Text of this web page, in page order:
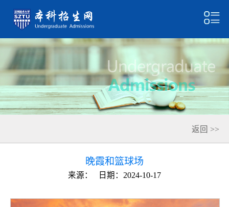
返回 >>
晚霞和篮球场
来源： 日期：2024-10-17